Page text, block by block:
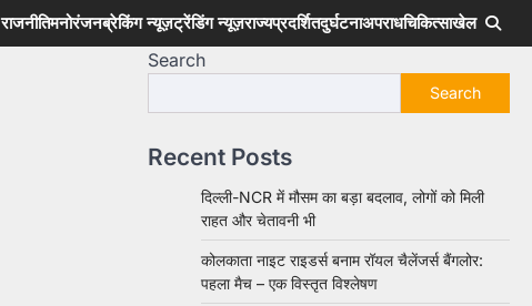
राजनीतिमनोरंजनब्रेकिंग न्यूज़ट्रेंडिंग न्यूज़राज्यप्रदर्शितदुर्घटनाअपराधचिकित्साखेल
Search
Search
Recent Posts
दिल्ली-NCR में मौसम का बड़ा बदलाव, लोगों को मिली
राहत और चेतावनी भी
कोलकाता नाइट राइडर्स बनाम रॉयल चैलेंजर्स बैंगलोर:
पहला मैच – एक विस्तृत विश्लेषण